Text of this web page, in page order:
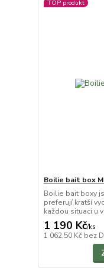
TOP produkt
Boilie bait box
Boilie bait boxy
preferují kratší
každou situaci u
1 190 Kč/ks
1 062,50 Kč bez